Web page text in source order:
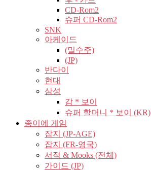
CD-Rom2
슈퍼 CD-Rom2
SNK
아케이드
(밀수주)
(JP)
반다이
현대
삼성
감 * 보이
슈퍼 할머니 * 보이 (KR)
종이에 게임
잡지 (JP-AGE)
잡지 (FR-영국)
서적 & Mooks (전체)
가이드 (JP)